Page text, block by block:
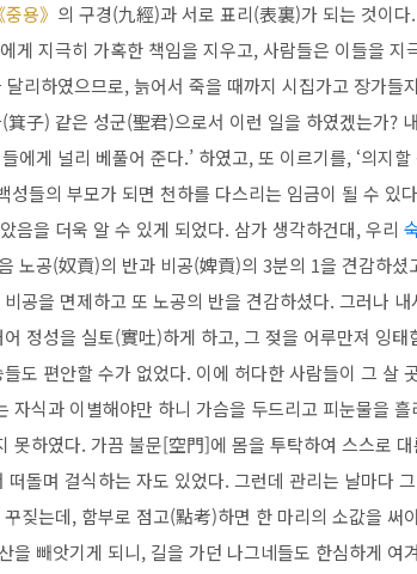
중용》 의 구경(九經)과 서로 표리(表裏)가 되는 것이
게 지극히 가혹한 책임을 지우고, 사람들은 이들을 지
리하였으므로, 늙어서 죽을 때까지 시집가고 장가들
子) 같은 성군(聖君)으로서 이런 일을 하였겠는가?
에게 널리 베풀어 준다.’ 하였고, 또 이르기를, ‘의지
성들의 부모가 되면 천하를 다스리는 임금이 될 수 있
음을 더욱 알 수 있게 되었다. 삼가 생각하건대, 우리
노공(奴貢)의 반과 비공(婢貢)의 3분의 1을 견감하셨
공을 면제하고 또 노공의 반을 견감하셨다. 그러나
정성을 실토(實吐)하게 하고, 그 젖을 어루만져 잉
도 편안할 수가 없었다. 이에 허다한 사람들이 그 살
자식과 이별해야만 하니 가슴을 두드리고 피눈물을
못하였다. 가끔 불문[空門]에 몸을 투탁하여 스스로
떠돌며 걸식하는 자도 있었다. 그런데 관리는 날마다
짖는데, 함부로 점고(點考)하면 한 마리의 소값을 써
을 빼앗기게 되니, 길을 가던 나그네들도 한심하게 여